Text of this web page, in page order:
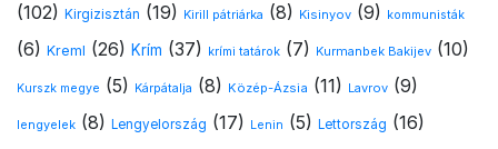
(102) Kirgizisztán (19) Kirill pátriárka (8) Kisinyov (9) kommunisták
(6) Kreml (26) Krím (37) krími tatárok (7) Kurmanbek Bakijev (10)
Kurszk megye (5) Kárpátalja (8) Közép-Ázsia (11) Lavrov (9)
lengyelek (8) Lengyelország (17) Lenin (5) Lettország (16)